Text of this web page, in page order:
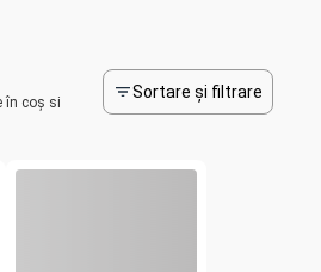
în coș si
Sortare și filtrare